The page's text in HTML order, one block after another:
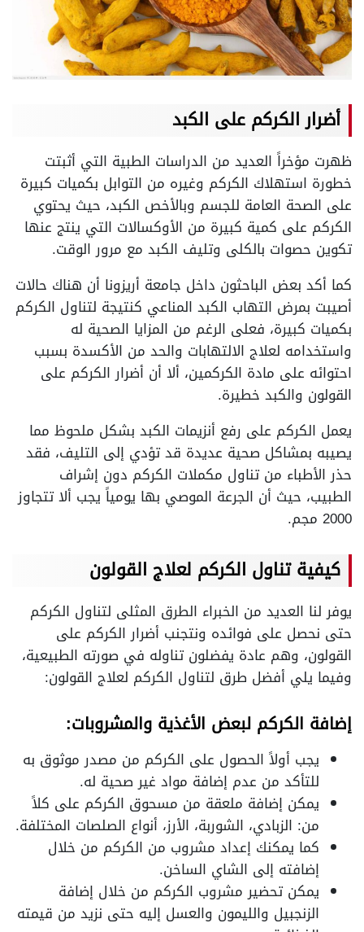
أضرار الكركم على الكبد
ظهرت مؤخراً العديد من الدراسات الطبية التي أثبتت
خطورة استهلاك الكركم وغيره من التوابل بكميات كبيرة
على الصحة العامة للجسم وبالأخص الكبد، حيث يحتوي
الكركم على كمية كبيرة من الأوكسالات التي ينتج عنها
تكوين حصوات بالكلى وتليف الكبد مع مرور الوقت.
كما أكد بعض الباحثون داخل جامعة أريزونا أن هناك حالات
أصيبت بمرض التهاب الكبد المناعي كنتيجة لتناول الكركم
بكميات كبيرة، فعلى الرغم من المزايا الصحية له
واستخدامه لعلاج الالتهابات والحد من الأكسدة بسبب
احتوائه على مادة الكركمين، ألا أن أضرار الكركم على
القولون والكبد خطيرة.
يعمل الكركم على رفع أنزيمات الكبد بشكل ملحوظ مما
يصيبه بمشاكل صحية عديدة قد تؤدي إلى التليف، فقد
حذر الأطباء من تناول مكملات الكركم دون إشراف
الطبيب، حيث أن الجرعة الموصي بها يومياً يجب ألا تتجاوز
2000 مجم.
كيفية تناول الكركم لعلاج القولون
يوفر لنا العديد من الخبراء الطرق المثلى لتناول الكركم
حتى نحصل على فوائده ونتجنب أضرار الكركم على
القولون، وهم عادة يفضلون تناوله في صورته الطبيعية،
وفيما يلي أفضل طرق لتناول الكركم لعلاج القولون:
إضافة الكركم لبعض الأغذية والمشروبات:
يجب أولاً الحصول على الكركم من مصدر موثوق به
للتأكد من عدم إضافة مواد غير صحية له.
يمكن إضافة ملعقة من مسحوق الكركم على كلاً
من: الزبادي، الشوربة، الأرز، أنواع الصلصات المختلفة.
كما يمكنك إعداد مشروب من الكركم من خلال
إضافته إلى الشاي الساخن.
يمكن تحضير مشروب الكركم من خلال إضافة
الزنجبيل والليمون والعسل إليه حتى نزيد من قيمته